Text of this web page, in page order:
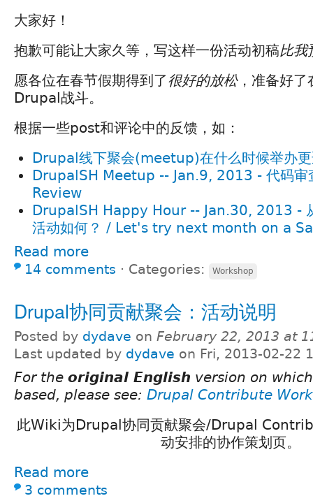
大家好！
抱歉可能让大家久等，写这样一份活动初稿比我
愿各位在春节假期得到了很好的放松，准备好了
Drupal战斗。
根据一些post和评论中的反馈，如：
Drupal线下聚会(meetup)在什么时候举办
DrupalSH Meetup -- Jan.9, 2013 - 代码审
Review
DrupalSH Happy Hour -- Jan.30, 2013 -
活动如何？ / Let's try next month on a
Read more
14 comments ⋅ Categories: Workshop
Drupal协同贡献聚会：活动说明
Posted by dydave on February 22, 2013 at
Last updated by dydave on Fri, 2013-02-22
For the original English version on
based, please see: Drupal Contribute
此Wiki为Drupal协同贡献聚会/Drupal
动安排的协作策划页。
Read more
3 comments